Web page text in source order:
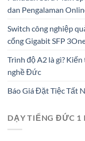
dan Pengalaman
Switch công nghiệp
cổng Gigabit SFP
Trình độ A2 là gì?
nghề Đức
Báo Giá Đặt Tiệc Tất
DẠY TIẾNG ĐỨC 1